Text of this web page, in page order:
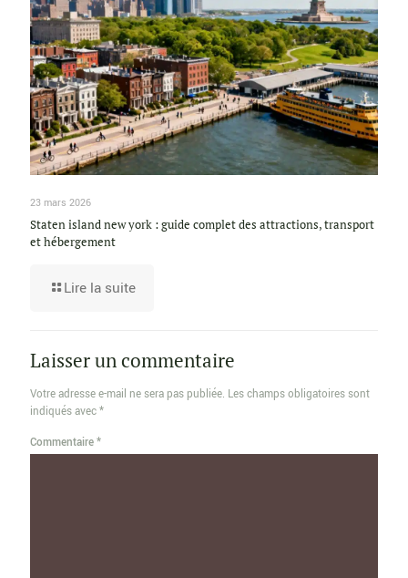
23 mars 2026
Staten island new york : guide complet des attractions, transport
et hébergement
Lire la suite
Laisser un commentaire
Votre adresse e-mail ne sera pas publiée. Les champs obligatoires sont
indiqués avec*
Commentaire*